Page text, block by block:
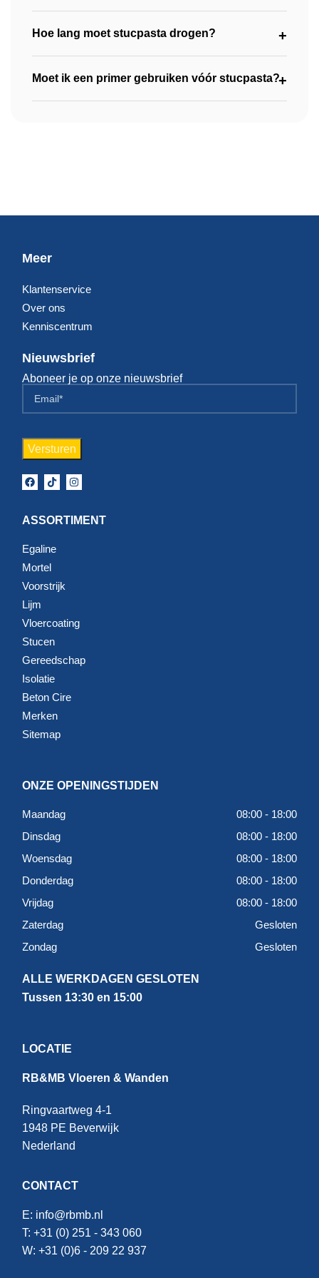
toepassingen. Of je nu kleine reparaties uitvoert of wanden
strak wilt afwerken, wij helpen je graag bij het kiezen van
de juiste stucpasta voor jouw project.
Hoe lang moet stucpasta drogen?
Moet ik een primer gebruiken vóór stucpasta?
Meer
Klantenservice
Over ons
Kenniscentrum
Nieuwsbrief
Aboneer je op onze nieuwsbrief
ASSORTIMENT
Egaline
Mortel
Voorstrijk
Lijm
Vloercoating
Stucen
Gereedschap
Isolatie
Beton Cire
Merken
Sitemap
ONZE OPENINGSTIJDEN
Maandag
08:00 - 18:00
Dinsdag
08:00 - 18:00
Woensdag
08:00 - 18:00
Donderdag
08:00 - 18:00
Vrijdag
08:00 - 18:00
Zaterdag
Gesloten
Zondag
Gesloten
ALLE WERKDAGEN GESLOTEN
Tussen 13:30 en 15:00
LOCATIE
RB&MB Vloeren & Wanden
Ringvaartweg 4-1
1948 PE Beverwijk
Nederland
CONTACT
E: info@rbmb.nl
T: +31 (0) 251 - 343 060
W: +31 (0)6 - 209 22 937